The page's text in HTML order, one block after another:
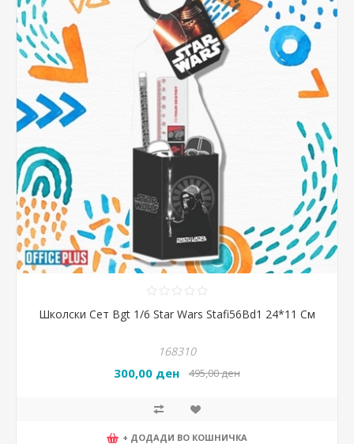
Школски Сет Bgt 1/6 Star Wars Stafi56Bd1 24*11 См
168310
300,00 ден 495,00 ден
+ ДОДАДИ ВО КОШНИЧКА